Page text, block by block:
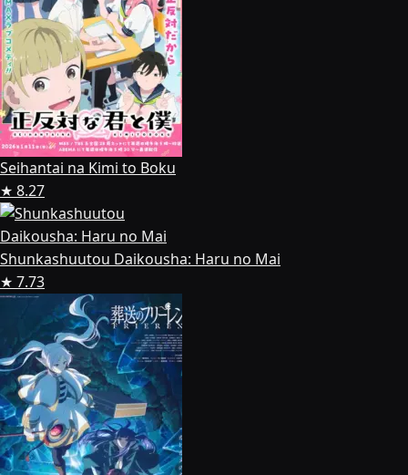
Seihantai na Kimi to Boku
★ 8.27
Shunkashuutou Daikousha: Haru no Mai
★ 7.73